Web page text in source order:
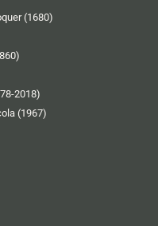
(1680)
2018)
(1967)